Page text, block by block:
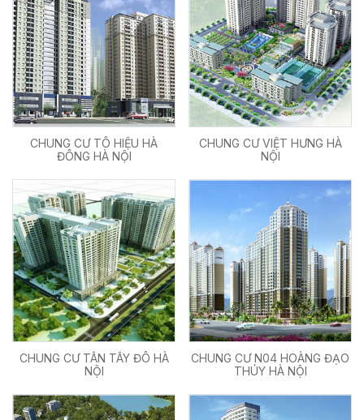
CHUNG CƯ TÔ HIỆU HÀ
ĐÔNG HÀ NỘI
CHUNG CƯ VIỆT HƯNG HÀ
NỘI
CHUNG CƯ TÂN TÂY ĐÔ HÀ
NỘI
CHUNG CƯ N04 HOÀNG ĐẠO
THÚY HÀ NỘI